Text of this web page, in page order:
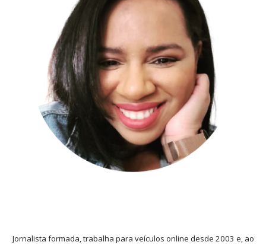
Jornalista formada, trabalha para veículos online desde 2003 e, ao